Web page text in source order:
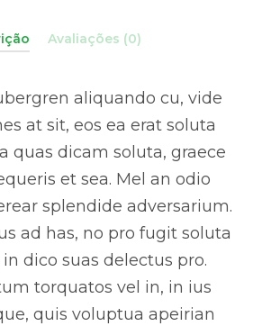
Avaliações (0)
aliquando cu, vide
at sit, eos ea erat soluta
quas dicam soluta, graece
et sea. Mel an odio
splendide adversarium.
ad has, no pro fugit soluta
dico suas delectus pro.
torquatos vel in, in ius
quis voluptua apeirian